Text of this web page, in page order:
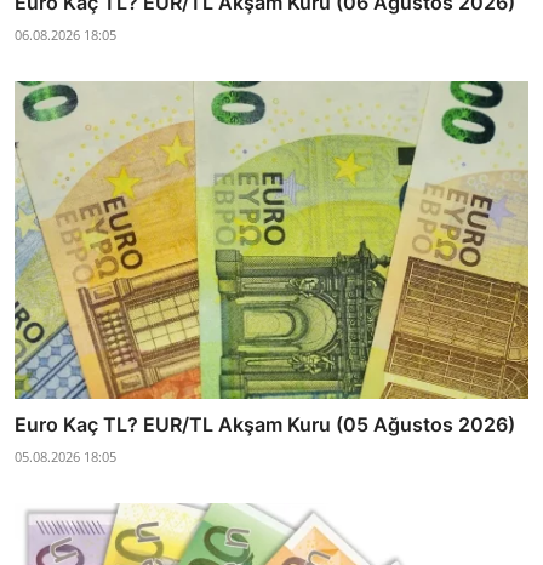
06.08.2026 18:05
Euro Kaç TL? EUR/TL Akşam Kuru (05 Ağustos 2026)
05.08.2026 18:05